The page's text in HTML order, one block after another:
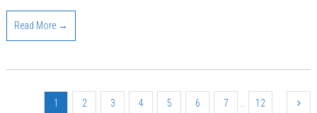
Read More →
1 2 3 4 5 6 7 12